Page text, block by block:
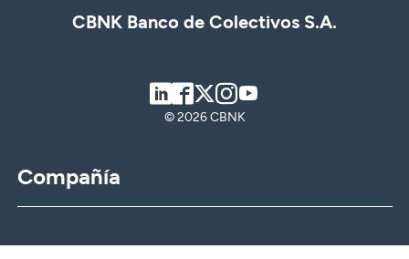
CBNK Banco de Colectivos S.A.
LinkedIn
Facebook
TwitterInstagram
© 2026 CBNK
Compañía
CBNK Gestión de Activos